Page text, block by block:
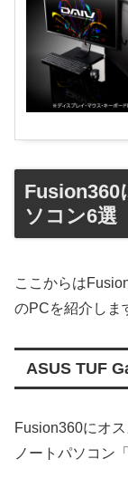
Fusion360
ソコン6選
ここからは
のPCを紹介しま
ASUS TUF
Fusion360にオ
ノートパソコン「